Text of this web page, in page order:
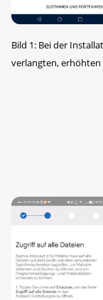
Bild 1: Bei der
verlangten,